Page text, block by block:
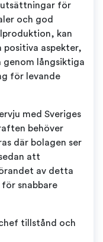
för
och god
kan
positiva aspekter,
genom långsiktiga
för levande
med Sveriges
behöver
där bolagen ser
att
av detta
snabbare
tillstånd och